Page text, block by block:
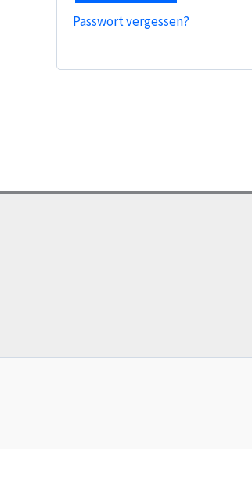
Passwort vergessen?